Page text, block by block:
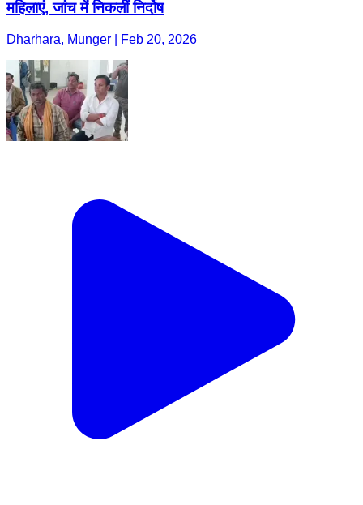
महिलाएं, जांच में निकलीं निर्दोष
Dharhara, Munger | Feb 20, 2026